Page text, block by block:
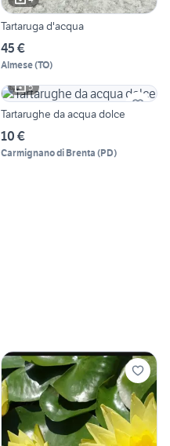
Tartaruga d'acqua
45 €
Almese(TO)
5
Tartarughe da acqua dolce
10 €
Carmignano di Brenta (PD)